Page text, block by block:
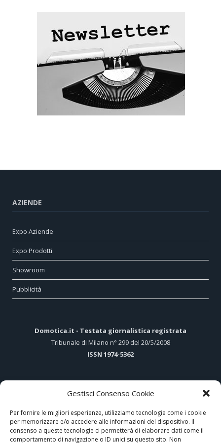
Gestisci Consenso Cookie
Per fornire le migliori esperienze, utilizziamo tecnologie come i cookie
per memorizzare e/o accedere alle informazioni del dispositivo. Il
consenso a queste tecnologie ci permetterà di elaborare dati come il
comportamento di navigazione o ID unici su questo sito. Non
AZIENDE
Expo Aziende
Expo Prodotti
Showroom
Pubblicità
Domotica.it - Testata giornalistica registrata
Tribunale di Milano n° 299 del 20/5/2008
ISSN 1974-5362
ARTICOLI PIÙ LETTI
Gewiss presenta ICE, il nuovo stile del sistema domotico
Hi-Tech e tradizione nel cuore di Assisi